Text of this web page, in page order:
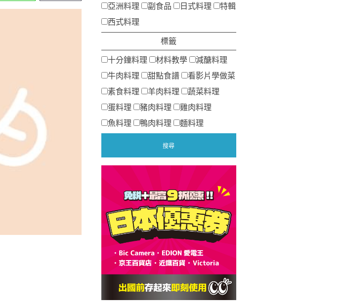
亞洲料理 副食品 日式料理
特輯
西式料理
標籤
十分鐘料理 材料教學
減醣料理
牛肉料理
甜點食譜
看影片學做菜
素食料理
羊肉料理
蔬菜料理
蛋料理
豬肉料理
雞肉料理
魚料理
鴨肉料理 麵料理